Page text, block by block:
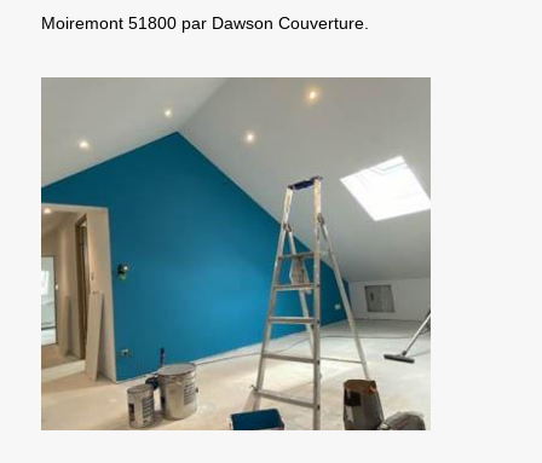
Moiremont 51800 par Dawson Couverture.